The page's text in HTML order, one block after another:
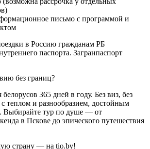
письмо с программой и
в Россию гражданам РБ
паспорта. Загранпаспорт
без границ?
365 дней в году. Без виз, без
с теплом и разнообразием, достойным
Выбирайте тур по душе — от
в Пскове до эпического путешествия
страну — на tio.by!